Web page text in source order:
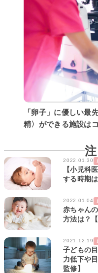
「卵子」に優しい最
精〉ができる施設はコ
2022.01.30
【小児科
する時期
2022.01.04
赤ちゃん
方法は？
2021.12.19
子どもの
力低下や
監修】